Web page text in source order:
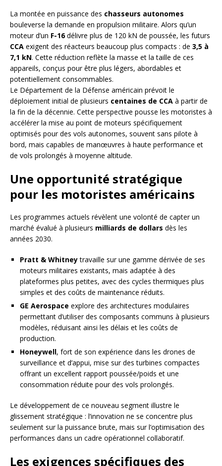
La montée en puissance des chasseurs autonomes
bouleverse la demande en propulsion militaire. Alors qu’un
moteur d’un F-16délivre plus de 120 kN de poussée, les futurs
CCA exigent des réacteurs beaucoup plus compacts : de 3,5 à
7,1 kN. Cette réduction reflète la masse et la taille de ces
appareils, conçus pour être plus légers, abordables et
potentiellement consommables.
Le Département de la Défense américain prévoit le
déploiement initial de plusieurs centaines de CCA à partir de
la fin de la décennie. Cette perspective pousse les motoristes à
accélérer la mise au point de moteurs spécifiquement
optimisés pour des vols autonomes, souvent sans pilote à
bord, mais capables de manœuvres à haute performance et
de vols prolongés à moyenne altitude.
Une opportunité stratégique
pour les motoristes américains
Les programmes actuels révèlent une volonté de capter un
marché évalué à plusieurs milliards de dollars dès les
années 2030.
Pratt & Whitneytravaille sur une gamme dérivée de ses
moteurs militaires existants, mais adaptée à des
plateformes plus petites, avec des cycles thermiques plus
simples et des coûts de maintenance réduits.
GE Aerospace explore des architectures modulaires
permettant d’utiliser des composants communs à plusieurs
modèles, réduisant ainsi les délais et les coûts de
production.
Honeywell, fort de son expérience dans les drones de
surveillance et d’appui, mise sur des turbines compactes
offrant un excellent rapport poussée/poids et une
consommation réduite pour des vols prolongés.
Le développement de ce nouveau segment illustre le
glissement stratégique : l’innovation ne se concentre plus
seulement sur la puissance brute, mais sur l’optimisation des
performances dans un cadre opérationnel collaboratif.
Les exigences spécifiques des